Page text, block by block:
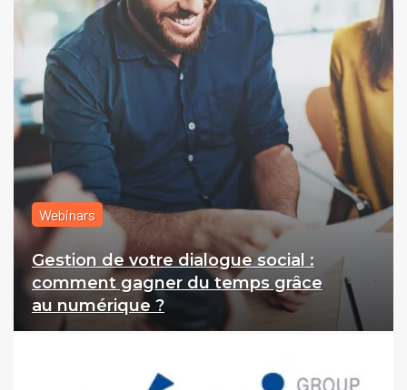
Webinars
Gestion de votre dialogue social :
comment gagner du temps grâce
au numérique ?